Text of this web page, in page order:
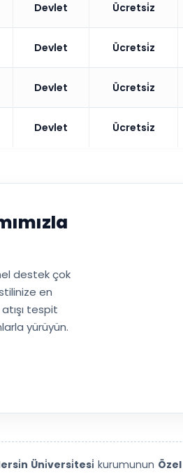
Devlet Ücretsi̇z
Devlet Ücretsi̇z
Devlet Ücretsi̇z
Devlet Ücretsi̇z
destek çok
en
tespit
yürüyün.
Üni̇versi̇tesi̇ kurumunun